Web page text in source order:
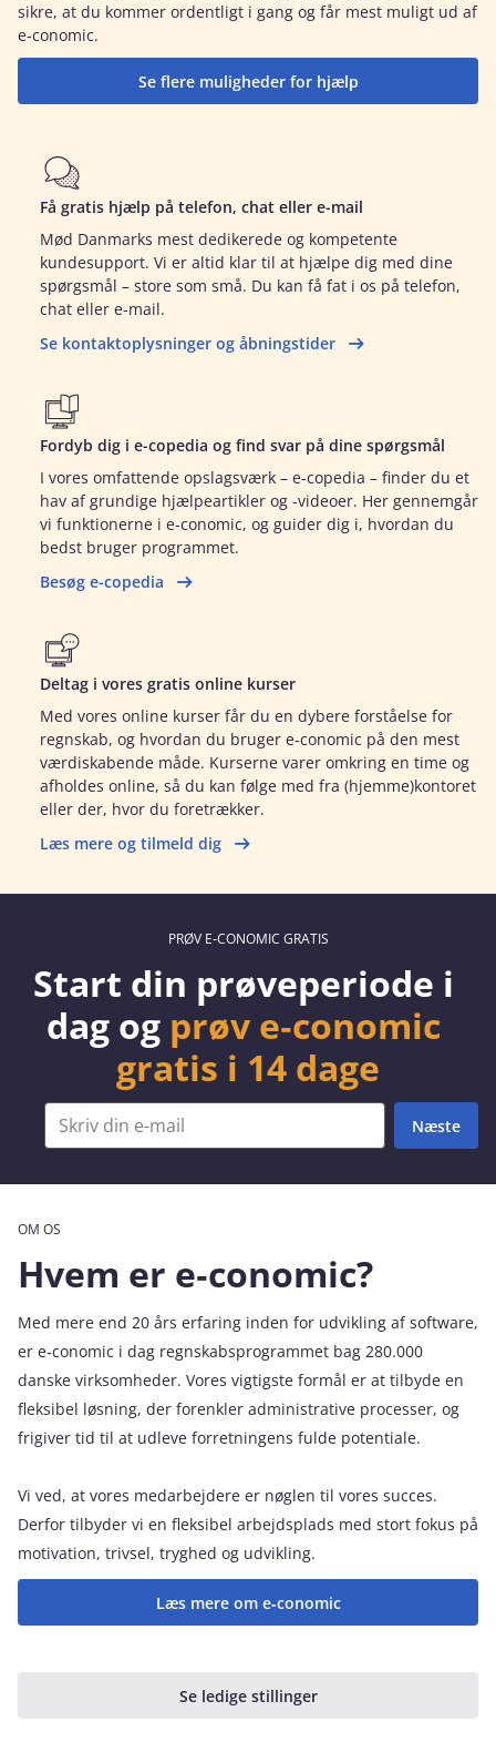
sikre, at du kommer ordentligt i gang og får mest muligt ud af
e‑conomic.
Se flere muligheder for hjælp
Få gratis hjælp på telefon, chat eller e-mail
Mød Danmarks mest dedikerede og kompetente
kundesupport. Vi er altid klar til at hjælpe dig med dine
spørgsmål – store som små. Du kan få fat i os på telefon,
chat eller e-mail.
Se kontaktoplysninger og åbningstider
Fordyb dig i e-copedia og find svar på dine spørgsmål
I vores omfattende opslagsværk – e-copedia – finder du et
hav af grundige hjælpeartikler og -videoer. Her gennemgår
vi funktionerne i e‑conomic, og guider dig i, hvordan du
bedst bruger programmet.
Besøg e-copedia
Deltag i vores gratis online kurser
Med vores online kurser får du en dybere forståelse for
regnskab, og hvordan du bruger e‑conomic på den mest
værdiskabende måde. Kurserne varer omkring en time og
afholdes online, så du kan følge med fra (hjemme)kontoret
eller der, hvor du foretrækker.
Læs mere og tilmeld dig
PRØV E‑CONOMIC GRATIS
Start din prøveperiode i
dag og prøv e‑conomic
gratis i 14 dage
OM OS
Hvem er e‑conomic?
Med mere end 20 års erfaring inden for udvikling af software,
er e‑conomic i dag regnskabsprogrammet bag 280.000
danske virksomheder. Vores vigtigste formål er at tilbyde en
fleksibel løsning, der forenkler administrative processer, og
frigiver tid til at udleve forretningens fulde potentiale.
Vi ved, at vores medarbejdere er nøglen til vores succes.
Derfor tilbyder vi en fleksibel arbejdsplads med stort fokus på
motivation, trivsel, tryghed og udvikling.
Læs mere om e‑conomic
Se ledige stillinger